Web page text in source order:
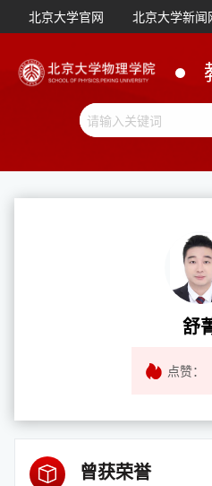
北京大学官网 北京大学新闻
舒
点赞：
曾获荣誉